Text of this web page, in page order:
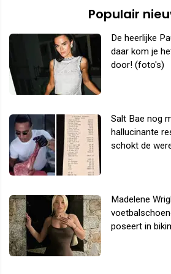
Populair
De heerlijke
daar kom je
door! (foto's)
Salt Bae nog
hallucinante
schokt de
Madelene
poseert in